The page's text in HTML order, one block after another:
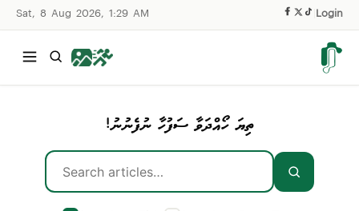
Sat, 8 Aug 2026, 1:29 AM Login
ތިޔަ ހޯއްދަވާ ސަފުހާ ނުފެނުނު!